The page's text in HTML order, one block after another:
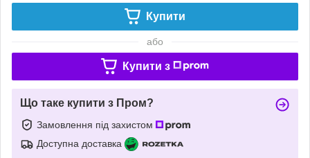
Купити
або
Купити з
Що таке купити з Пром?
Замовлення під захистом
Доступна доставка